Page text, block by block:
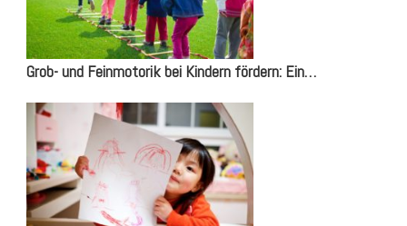
Grob- und Feinmotorik bei Kindern fördern: Ein…